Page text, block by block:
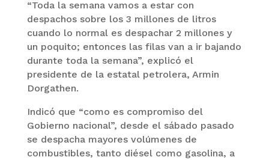
“Toda la semana vamos a estar con
despachos sobre los 3 millones de litros
cuando lo normal es despachar 2 millones y
un poquito; entonces las filas van a ir bajando
durante toda la semana”, explicó el
presidente de la estatal petrolera, Armin
Dorgathen.
Indicó que “como es compromiso del
Gobierno nacional”, desde el sábado pasado
se despacha mayores volúmenes de
combustibles, tanto diésel como gasolina, a